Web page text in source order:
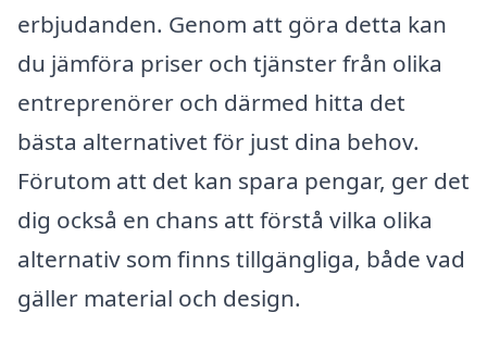
erbjudanden. Genom att göra detta kan
du jämföra priser och tjänster från olika
entreprenörer och därmed hitta det
bästa alternativet för just dina behov.
Förutom att det kan spara pengar, ger det
dig också en chans att förstå vilka olika
alternativ som finns tillgängliga, både vad
gäller material och design.